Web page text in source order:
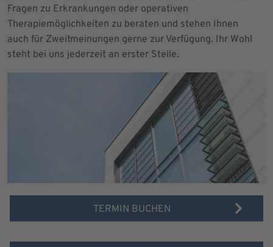
Fragen zu Erkrankungen oder operativen
Therapiemöglichkeiten zu beraten und stehen Ihnen
auch für Zweitmeinungen gerne zur Verfügung. Ihr Wohl
steht bei uns jederzeit an erster Stelle.
TERMIN BUCHEN